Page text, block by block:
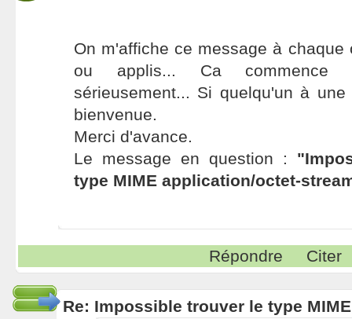
On m'affiche ce message à chaque
ou applis... Ca commence
sérieusement... Si quelqu'un à
bienvenue.
Merci d'avance.
Le message en question :
type MIME application/octet-
Répondre Citer
Re: Impossible trouver le type